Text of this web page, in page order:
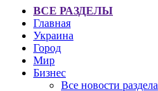
ВСЕ РАЗДЕЛЫ
Главная
Украина
Город
Мир
Бизнес
Все новости раздела